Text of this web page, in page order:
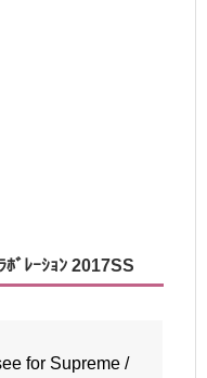
ﾞﾚｰｼｮﾝ 2017SS
for Supreme /